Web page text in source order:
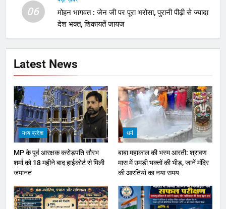
06
मोहन भागवत : जेन जी पर पूरा भरोसा, पुरानी पीढ़ी से ज्यादा
देश भक्त, शिकायतें जायज
Latest News
मध्य प्रदेश
MP के पूर्व आरक्षक करोड़पति सौरभ
शर्मा को 18 महीने बाद हाईकोर्ट से मिली
जमानत
धर्म
बाबा महाकाल की भस्म आरती: श्रावण
मास में उमड़ी भक्तों की भीड़, जानें मंदिर
की आरतियों का नया समय